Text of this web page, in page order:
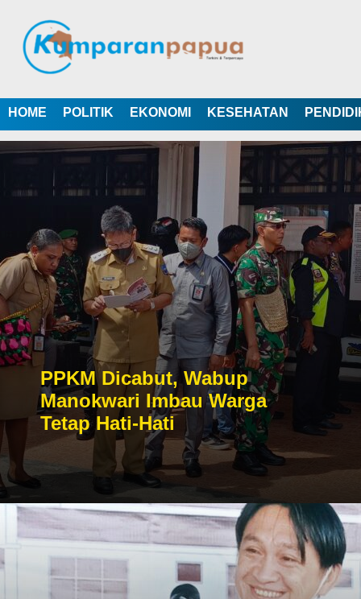
HOME POLITIK EKONOMI KESEHATAN
PPKM Dicabut, Wabup
Manokwari Imbau Warga
Tetap Hati-Hati